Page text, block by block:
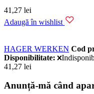
41,27 lei
Adaugă în wishlist
HAGER WERKEN Cod
Disponibilitate:
41,27 lei
Anunță-mă când